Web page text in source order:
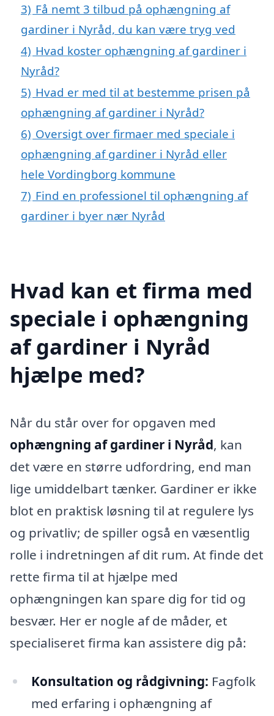
3) Få nemt 3 tilbud på ophængning af
gardiner i Nyråd, du kan være tryg ved
4) Hvad koster ophængning af gardiner i
Nyråd?
5) Hvad er med til at bestemme prisen på
ophængning af gardiner i Nyråd?
6) Oversigt over firmaer med speciale i
ophængning af gardiner i Nyråd eller
hele Vordingborg kommune
7) Find en professionel til ophængning af
gardiner i byer nær Nyråd
Hvad kan et firma med
speciale i ophængning
af gardiner i Nyråd
hjælpe med?
Når du står over for opgaven med
ophængning af gardiner i Nyråd, kan
det være en større udfordring, end man
lige umiddelbart tænker. Gardiner er ikke
blot en praktisk løsning til at regulere lys
og privatliv; de spiller også en væsentlig
rolle i indretningen af dit rum. At finde det
rette firma til at hjælpe med
ophængningen kan spare dig for tid og
besvær. Her er nogle af de måder, et
specialiseret firma kan assistere dig på:
Konsultation og rådgivning: Fagfolk
med erfaring i ophængning af